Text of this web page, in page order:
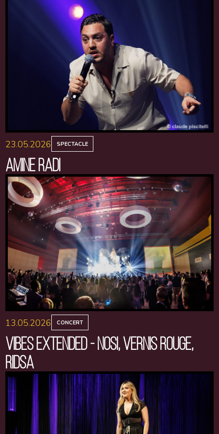
23.05.2026 SPECTACLE
AMINE RADI
13.05.2026 CONCERT
VIBES EXTENDED - NOSI, VERNIS ROUGE,
RIDSA